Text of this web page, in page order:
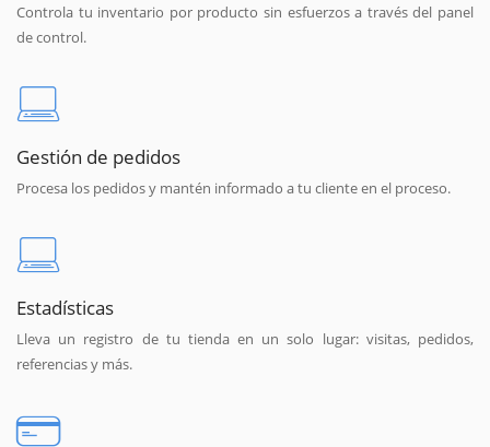
Controla tu inventario por producto sin esfuerzos a través del panel
de control.
Gestión de pedidos
Procesa los pedidos y mantén informado a tu cliente en el proceso.
Estadísticas
Lleva un registro de tu tienda en un solo lugar: visitas, pedidos,
referencias y más.